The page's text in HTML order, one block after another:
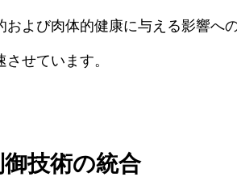
および肉体的健康に与える影響へ
せています。
技術の統合